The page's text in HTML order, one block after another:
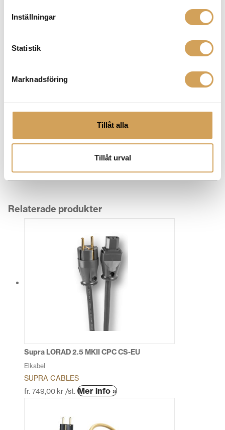
Inställningar
Statistik
Marknadsföring
Tillåt alla
Tillåt urval
optimera signalöverföring och förbättra ljudkvaliteten.
Vi erbjuder ett brett utbud av kablar för olika
signalkablar, digitala kablar och mycket mer. Oavsett
Van den Hul vara det perfekta valet för att optimera
musikupplevelse. Utöver sina ljudkablar tillverkar Van
den Hul även pickupar för skivspelare. De är
utformade med noggrant utvalda material och
för att ta del av hela utbudet!
Relaterade produkter
Supra LORAD 2.5 MKII CPC CS-EU
Elkabel
SUPRA CABLES
fr. 749,00 kr /st. Mer info »Den